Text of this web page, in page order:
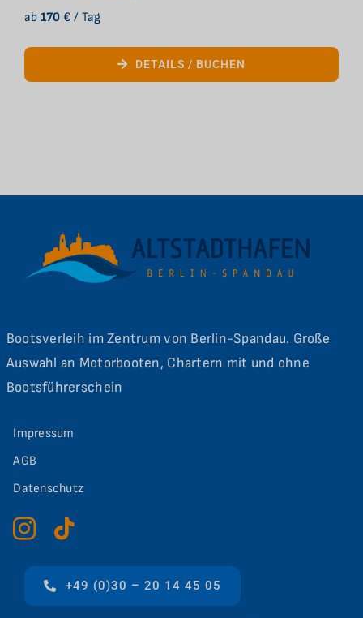
ab 170 € / Tag
DETAILS / BUCHEN
Bootsverleih im Zentrum von Berlin-Spandau. Große
Auswahl an Motorbooten, Chartern mit und ohne
Bootsführerschein
Impressum
AGB
Datenschutz
+49 (0)30 – 20 14 45 05